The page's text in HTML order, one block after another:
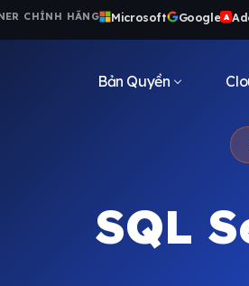
CHÍNH HÃNG Microsoft Google A
Bản Quyền
SQL